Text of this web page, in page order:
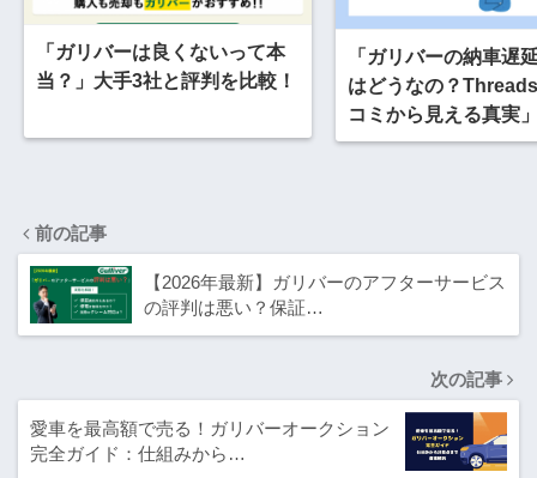
「ガリバーは良くないって本
当？」大手3社と評判を比較！
「ガリバーの納車遅
はどうなの？
コミから見える真実
前の記事
【2026年最新】ガリバーのアフターサービス
の評判は悪い？保証…
次の記事
愛車を最高額で売る！ガリバーオークション
完全ガイド：仕組みから…